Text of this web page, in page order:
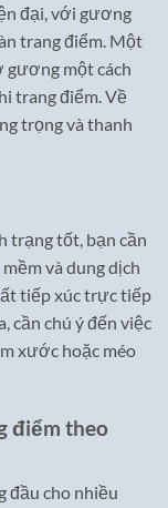
đại, với gương
trang điểm. Một
gương một cách
trang điểm. Về
trọng và thanh
trạng tốt, bạn cần
và dung dịch
tiếp xúc trực tiếp
cần chú ý đến việc
xước hoặc méo
điểm theo
đầu cho nhiều